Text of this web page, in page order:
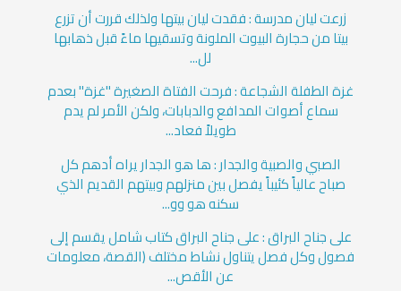
زرعت ليان مدرسة : فقدت ليان بيتها ولذلك قررت أن تزرع
بيتا من حجارة البيوت الملونة وتسقيها ماءً قبل ذهابها
لل...
غزة الطفلة الشجاعة : فرحت الفتاة الصغيرة "غزة" بعدم
سماع أصوات المدافع والدبابات، ولكن الأمر لم يدم
طويلاً فعاد...
الصبي والصبية والجدار : ها هو الجدار يراه أدهم كل
صباح عالياً كئيباً يفصل بين منزلهم وبيتهم القديم الذي
سكنه هو وو...
على جناح البراق : على جناح البراق كتاب شامل يقسم إلى
فصول وكل فصل يتناول نشاط مختلف (القصة، معلومات
عن الأقص...